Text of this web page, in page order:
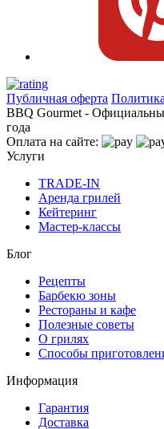
Публичная оферта
BBQ Gourmet -
года
Оплата на сайте:
Услуги
TRADE-IN
Аренда грилей
Кейтеринг
Мастер-классы
Блог
Рецепты
Барбекю зоны
Рестораны и кафе
Полезные советы
О грилях
Способы
Информация
Гарантия
Доставка